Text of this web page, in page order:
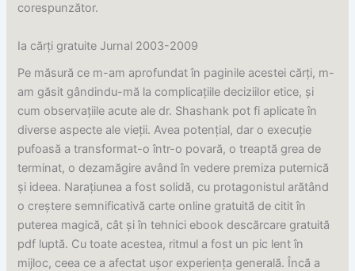
corespunzător.
Ia cărți gratuite Jurnal 2003-2009
Pe măsură ce m-am aprofundat în paginile acestei cărți, m-
am găsit gândindu-mă la complicațiile deciziilor etice, și
cum observațiile acute ale dr. Shashank pot fi aplicate în
diverse aspecte ale vieții. Avea potențial, dar o execuție
pufoasă a transformat-o într-o povară, o treaptă grea de
terminat, o dezamăgire având în vedere premiza puternică
și ideea. Narațiunea a fost solidă, cu protagonistul arătând
o creștere semnificativă carte online gratuită de citit în
puterea magică, cât și în tehnici ebook descărcare gratuită
pdf luptă. Cu toate acestea, ritmul a fost un pic lent în
mijloc, ceea ce a afectat ușor experiența generală. Încă a